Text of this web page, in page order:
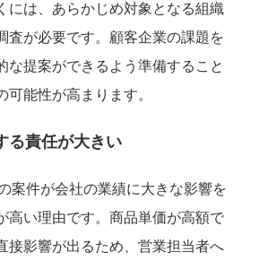
には、あらかじめ対象となる組織
査が必要です。顧客企業の課題を
な提案ができるよう準備すること
可能性が高まります。
る責任が大きい
案件が会社の業績に大きな影響を
高い理由です。商品単価が高額で
接影響が出るため、営業担当者へ